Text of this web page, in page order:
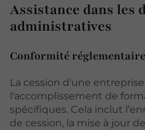
Assistance dans les
administratives
Conformité réglementaire
La cession d'une
l'accomplissement de
spécifiques. Cela inclut
de cession, la mise à jour